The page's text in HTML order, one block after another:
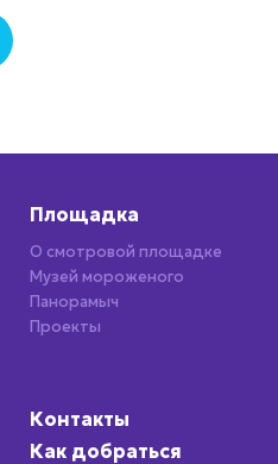
Площадка
О смотровой площадке
Музей мороженого
Панорамыч
Проекты
Контакты
Как добраться